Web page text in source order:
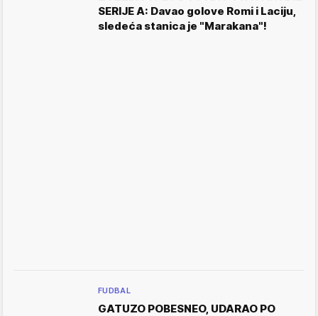
SERIJE A: Davao golove Romi i Laciju,
sledeća stanica je "Marakana"!
FUDBAL
GATUZO POBESNEO, UDARAO PO